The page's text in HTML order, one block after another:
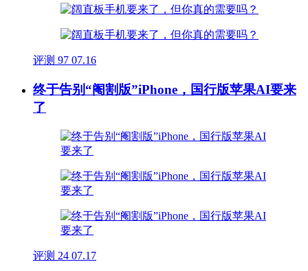
评测 97 07.16
终于告别“阉割版”iPhone，国行版苹果AI要来
了
评测 24 07.17